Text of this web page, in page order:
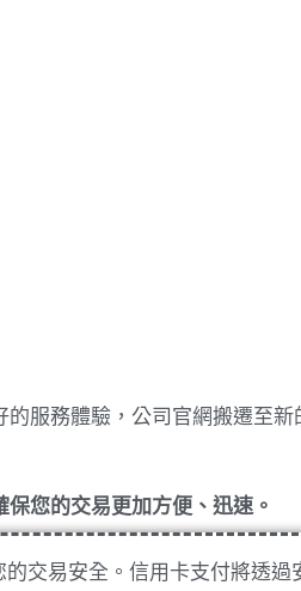
服務體驗，公司官網搬遷至
您的交易更加方便、迅速。
交易安全。信用卡支付將透過